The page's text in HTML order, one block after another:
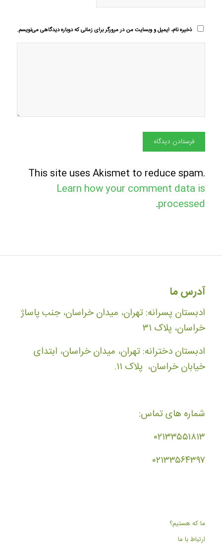
ذخیره نام، ایمیل و وبسایت من در مرورگر برای زمانی که دوباره دیدگاهی می‌نویسم.
This site uses Akismet to reduce spam.
Learn how your comment data is
processed
.
آدرس ما
ادبستان پسرانه: تهران، میدان خراسان، جنب پاساژ
خراسان، پلاک ۳۱
ادبستان دخترانه: تهران، میدان خراسان، ابتدای
خیابان خراسان، پلاک ۱۱.
شماره های تماس:
۰۲۱۳۳۵۵۱۸۱۳
۰۲۱۳۳۵۶۴۳۹۷
ما که هستیم؟
ارتباط با ما